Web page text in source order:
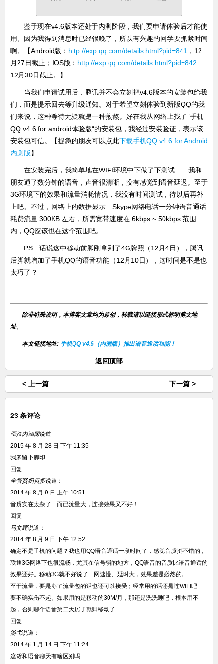
鉴于现在v4.6版本还处于内测阶段，我们要申请体验后才能使
用。因为我得到消息时已经很晚了，所以有兴趣的同学要抓紧时间
啊。【Android版： http://exp.qq.com/details.html?pid=841 ，12
月27日截止；IOS版： http://exp.qq.com/details.html?pid=842 ，
12月30日截止。】
当我们申请试用后，腾讯并不会立刻把v4.6版本的安装包给我
们，而是提示回去等升级通知。对于希望立刻体验到新版QQ的我
们来说，这种等待无疑就是一种煎熬。好在我从网络上找了”手机
QQ v4.6 for android体验版“的安装包，我经过安装验证，表示该
安装包可信。【捉急的朋友可以点此下载手机QQ v4.6 for Android
内测版】
在安装完后，我简单地在WIFI环境中下做了下测试——我和
朋友通了数分钟的语音，声音很清晰，没有感觉到语音延迟。至于
3G环境下的效果和流量消耗情况，我没有时间测试，待以后再补
上吧。不过，网络上的数据显示，Skype网络电话一分钟语音通话
耗费流量 300KB 左右，所需宽带速度在 6kbps ~ 50kbps 范围
内，QQ应该也在这个范围吧。
PS：话说这中移动前脚刚拿到了4G牌照（12月4日），腾讯
后脚就增加了手机QQ的语音功能（12月10日），这时间是不是也
太巧了？
除非特殊说明，本博客文章均为原创，转载请以链接形式标明博文地
址。
本文链接地址: 手机QQ v4.6（内测版）推出语音通话功能！
返回顶部
< 上一篇 下一篇 >
23 条评论
歪妖内涵网说道：
2015 年 8 月 28 日 下午 11:35
我来留下脚印
回复
全智贤奶贝多说道：
2014 年 8 月 9 日 上午 10:51
音质实在太杂了，而已流量大，连接效果又不好！
回复
马文建说道：
2014 年 8 月 9 日 下午 12:52
确定不是手机的问题？我也用QQ语音通话一段时间了，感觉音质挺不错的，
联通3G网络下也很流畅，尤其在信号弱的地方，QQ语音的音质比语音通话的
效果还好。移动3G就不好说了，网速慢、延时大，效果差是必然的。
至于流量，要是办了流量包的话也还可以接受；经常用的话还是连WIFI吧，
要不确实伤不起。如果用的是移动的30M/月，那还是洗洗睡吧，根本用不
起，否则聊个语音第二天房子就归移动了……
回复
游弋说道：
2014 年 1 月 14 日 下午 11:24
这货和语音聊天有啥区别吗